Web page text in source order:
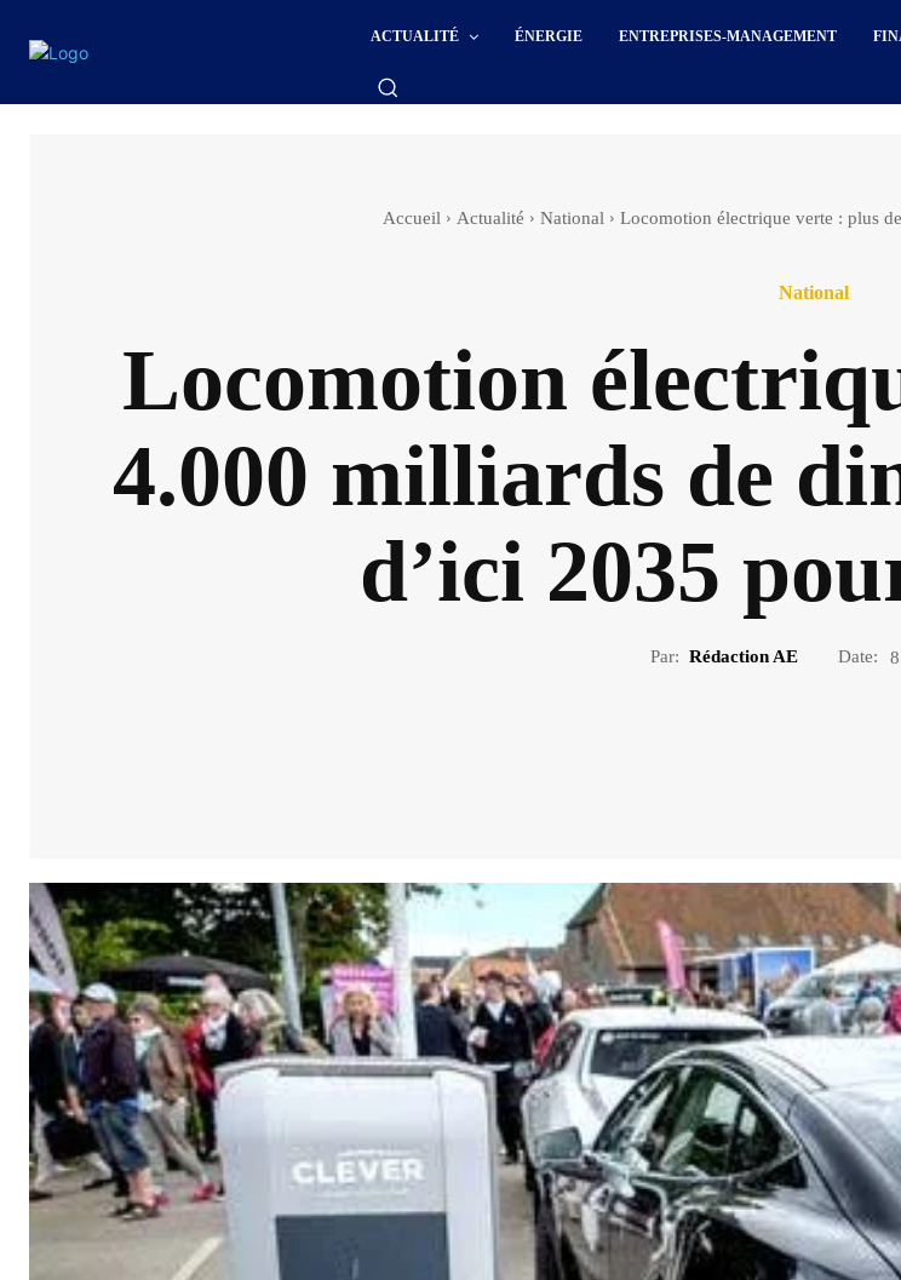
ACTUALITÉ ÉNERGIE ENTREPRISES-MANAGEMENT
Accueil Actualité National Locomotion électrique verte : plus
National
Locomotion
4.000 milliards de
d’ici 2035
Par: Rédaction AE Date: